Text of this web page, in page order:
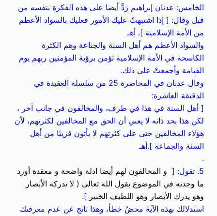
الخامس: عدنان إبراهيم رَدَّ أيضا على هذه الفكرة بنفسه من
قبل وقال: [ إذا اشتبهتْ عليك الأمور فعليك بالسواد الأعظم
من الأمة الإسلامية ]. أهـ
والسواد الأعظم هم أهل السنة والجناعة وهم الكثرة
الكاسحة في الأمة الإسلامية تؤمن برؤية المؤمنين ربهم يوم
القيامة وأجمعتْ على ذلك.
وقال عدنان في المحاضرة 25 من سلسلة العقيدة في
الدقيقة العاشرة:
[ أهل السنة في هذا في طرف، والمخالفون في جانب آخر ،
لكن هذا بحد ذاته لا يعني أن الحق مع المخالفين لكثرتهم، لأن
هؤلاء المخالفين حتى على كثرتهم لا يأتون قريبًا من أهل
السنة والجماعة ].أهـ
.
5. تقول: [
و المخالفون لهم أيضا ادلة واضحة و معقدة أورد
ما وجدته في الموضوع يقول الله تعالى ( لا تدركه الأبصار
وهو يدرك الأبصار وهو اللطيف الخبير ].
استدلالك بهذه الآية محضُ خطأ، وهذا ناتج عن عدم معرفتك